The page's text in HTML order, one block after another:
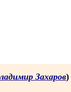
Захаров)